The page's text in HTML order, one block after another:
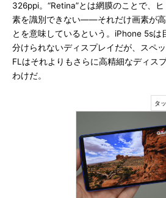
326ppi。“Retina”とは網膜のことで、
素を識別できない――それだけ画素が
とを意味しているという。iPhone 5sは
分けられないディスプレイだが、スペ
FLはそれよりもさらに高精細なディス
わけだ。